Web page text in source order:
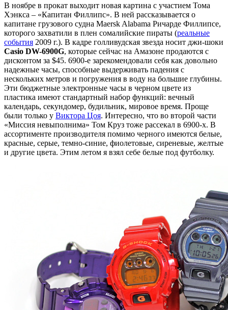
В ноябре в прокат выходит новая картина с участием Тома
Хэнкса – «Капитан Филлипс». В ней рассказывается о
капитане грузового судна Maersk Alabama Ричарде Филлипсе,
которого захватили в плен сомалийские пираты (реальные
события 2009 г.). В кадре голливудская звезда носит джи-шоки
Casio DW-6900G, которые сейчас на Амазоне продаются с
дисконтом за $45. 6900-е зарекомендовали себя как довольно
надежные часы, способные выдерживать падения с
нескольких метров и погружения в воду на большие глубины.
Эти бюджетные электронные часы в черном цвете из
пластика имеют стандартный набор функций: вечный
календарь, секундомер, будильник, мировое время. Проще
были только у Виктора Цоя. Интересно, что во второй части
«Миссия невыполнима» Том Круз тоже рассекал в 6900-х. В
ассортименте производителя помимо черного имеются белые,
красные, серые, темно-синие, фиолетовые, сиреневые, желтые
и другие цвета. Этим летом я взял себе белые под футболку.